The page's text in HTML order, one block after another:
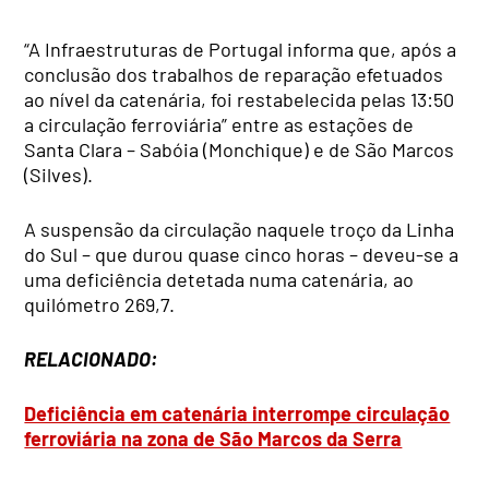
“A Infraestruturas de Portugal informa que, após a
conclusão dos trabalhos de reparação efetuados
ao nível da catenária, foi restabelecida pelas 13:50
a circulação ferroviária” entre as estações de
Santa Clara – Sabóia (Monchique) e de São Marcos
(Silves).
A suspensão da circulação naquele troço da Linha
do Sul – que durou quase cinco horas – deveu-se a
uma deficiência detetada numa catenária, ao
quilómetro 269,7.
RELACIONADO:
Deficiência em catenária interrompe circulação
ferroviária na zona de São Marcos da Serra